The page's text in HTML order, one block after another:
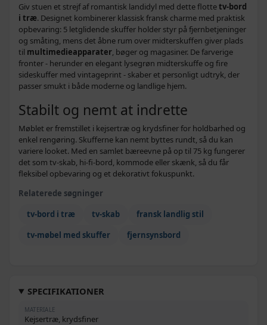
Giv stuen et strejf af romantisk landidyl med dette flottetv-bord
i træ. Designet kombinerer klassisk fransk charme med praktisk
opbevaring: 5 letglidende skuffer holder styr på fjernbetjeninger
og småting, mens det åbne rum over midterskuffen giver plads
til multimedieapparater, bøger og magasiner. De farverige
fronter - herunder en elegant lysegrøn midterskuffe og fire
sideskuffer med vintageprint - skaber et personligt udtryk, der
passer smukt i både moderne og landlige hjem.
Stabilt og nemt at indrette
Møblet er fremstillet i kejsertræ og krydsfiner for holdbarhed og
enkel rengøring. Skufferne kan nemt byttes rundt, så du kan
variere looket. Med en samlet bæreevne på op til 75 kg fungerer
det som tv-skab, hi-fi-bord, kommode eller skænk, så du får
fleksibel opbevaring og et dekorativt fokuspunkt.
Relaterede søgninger
tv-bord i træ
tv-skab
fransk landlig stil
tv-møbel med skuffer
fjernsynsbord
SPECIFIKATIONER
MATERIALE
Kejsertræ, krydsfiner